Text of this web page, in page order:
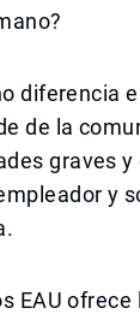
diferencia
de la
graves
y
EAU